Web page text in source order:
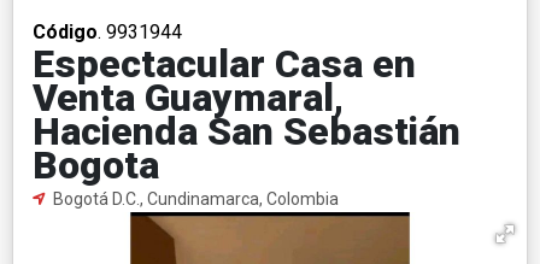
Código. 9931944
Espectacular Casa en
Venta Guaymaral,
Hacienda San Sebastián
Bogota
Bogotá D.C., Cundinamarca, Colombia